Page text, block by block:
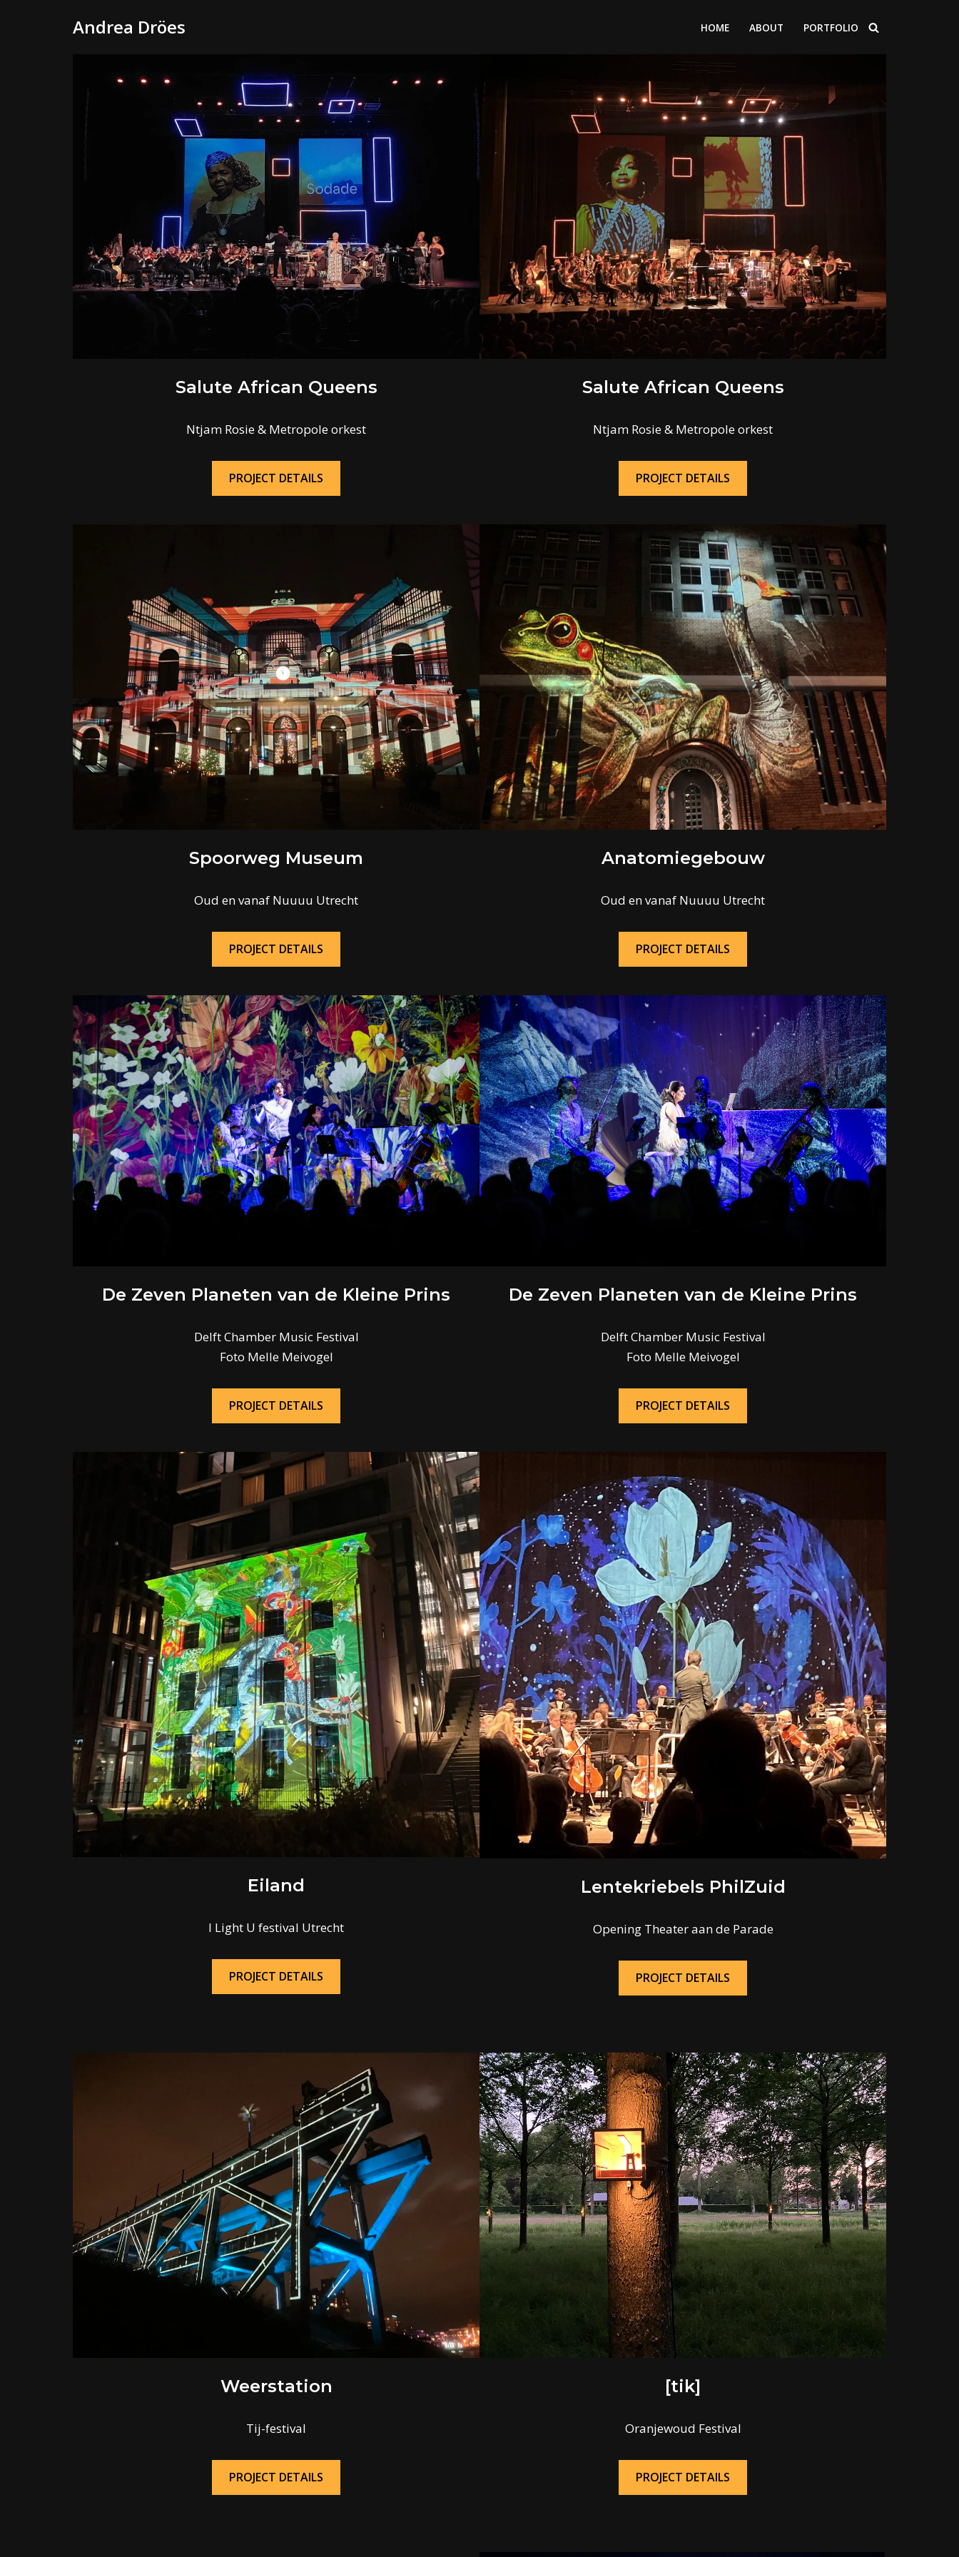
Andrea Dröes HOME ABOUT PORTFOLIO
Salute African Queens
Ntjam Rosie & Metropole orkest
PROJECT DETAILS
Salute African Queens
Ntjam Rosie & Metropole orkest
PROJECT DETAILS
Spoorweg Museum
Oud en vanaf Nuuuu Utrecht
PROJECT DETAILS
Anatomiegebouw
Oud en vanaf Nuuuu Utrecht
PROJECT DETAILS
De Zeven Planeten van de Kleine Prins
Delft Chamber Music Festival
Foto Melle Meivogel
PROJECT DETAILS
De Zeven Planeten van de Kleine Prins
Delft Chamber Music Festival
Foto Melle Meivogel
PROJECT DETAILS
Eiland
I Light U festival Utrecht
PROJECT DETAILS
Lentekriebels PhilZuid
Opening Theater aan de Parade
PROJECT DETAILS
Weerstation
Tij-festival
PROJECT DETAILS
[tik]
Oranjewoud Festival
PROJECT DETAILS